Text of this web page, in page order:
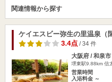
関連情報から探す
ケイエスビー弥生の里温泉（
3.4点/ 34 件
大阪府 / 和泉市
堺東駅9.88km 信
営業時間
入浴料金 ～